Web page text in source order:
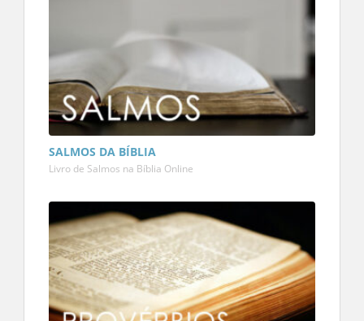
SALMOS DA BÍBLIA
Livro de Salmos na Bíblia Online